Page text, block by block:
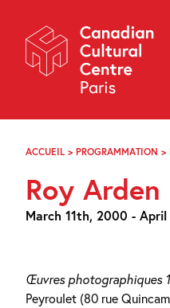
Navigation
About
Programming
Off-Site
Explore
Archives
f i y
FR EN
ACCUEIL > PROGRAMMATION >
Roy Arden
March 11th, 2000 -
Œuvres photographiques
Peyroulet (80 rue